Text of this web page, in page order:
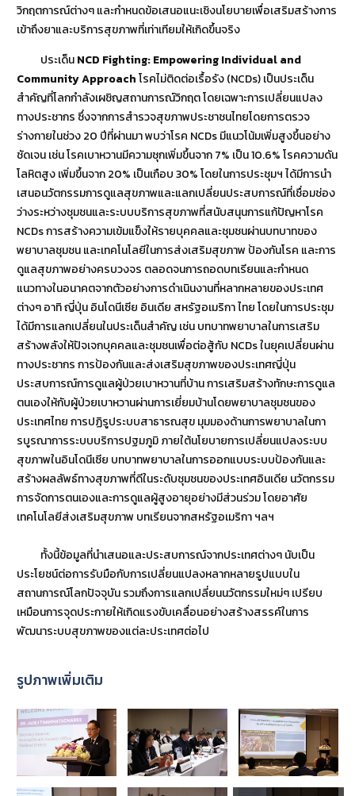
วิกฤตการณ์ต่างๆ และกำหนดข้อเสนอแนะเชิงนโยบายเพื่อเสริมสร้างการ
เข้าถึงยาและบริการสุขภาพที่เท่าเทียมให้เกิดขึ้นจริง
ประเด็นNCD Fighting: Empowering Individual and
Community Approachโรคไม่ติดต่อเรื้อรัง (NCDs) เป็นประเด็น
สำคัญที่โลกกำลังเผชิญสถานการณ์วิกฤต โดยเฉพาะการเปลี่ยนแปลง
ทางประชากร ซึ่งจากการสำรวจสุขภาพประชาชนไทยโดยการตรวจ
ร่างกายในช่วง 20 ปีที่ผ่านมา พบว่าโรค NCDs มีแนวโน้มเพิ่มสูงขึ้นอย่าง
ชัดเจน เช่น โรคเบาหวานมีความชุกเพิ่มขึ้นจาก 7% เป็น 10.6% โรคความดัน
โลหิตสูง เพิ่มขึ้นจาก 20% เป็นเกือบ 30% โดยในการประชุมฯ ได้มีการนำ
เสนอนวัตกรรมการดูแลสุขภาพและแลกเปลี่ยนประสบการณ์ที่เชื่อมช่อง
ว่างระหว่างชุมชนและระบบบริการสุขภาพที่สนับสนุนการแก้ปัญหาโรค
NCDs การสร้างความเข้มแข็งให้รายบุคคลและชุมชนผ่านบทบาทของ
พยาบาลชุมชน และเทคโนโลยีในการส่งเสริมสุขภาพ ป้องกันโรค และการ
ดูแลสุขภาพอย่างครบวงจร ตลอดจนการถอดบทเรียนและกำหนด
แนวทางในอนาคตจากตัวอย่างการดำเนินงานที่หลากหลายของประเทศ
ต่างๆ อาทิ ญี่ปุ่น อินโดนีเซีย อินเดีย สหรัฐอเมริกา ไทย โดยในการประชุม
ได้มีการแลกเปลี่ยนในประเด็นสำคัญ เช่น บทบาทพยาบาลในการเสริม
สร้างพลังให้ปัจเจกบุคคลและชุมชนเพื่อต่อสู้กับ NCDs ในยุคเปลี่ยนผ่าน
ทางประชากร การป้องกันและส่งเสริมสุขภาพของประเทศญี่ปุ่น
ประสบการณ์การดูแลผู้ป่วยเบาหวานที่บ้าน การเสริมสร้างทักษะการดูแล
ตนเองให้กับผู้ป่วยเบาหวานผ่านการเยี่ยมบ้านโดยพยาบาลชุมชนของ
ประเทศไทย การปฏิรูประบบสาธารณสุข มุมมองด้านการพยาบาลในกา
รบูรณาการระบบบริการปฐมภูมิ ภายใต้นโยบายการเปลี่ยนแปลงระบบ
สุขภาพในอินโดนีเซีย บทบาทพยาบาลในการออกแบบระบบป้องกันและ
สร้างผลลัพธ์ทางสุขภาพที่ดีในระดับชุมชนของประเทศอินเดีย นวัตกรรม
การจัดการตนเองและการดูแลผู้สูงอายุอย่างมีส่วนร่วม โดยอาศัย
เทคโนโลยีส่งเสริมสุขภาพ บทเรียนจากสหรัฐอเมริกา ฯลฯ
ทั้งนี้ข้อมูลที่นำเสนอและประสบการณ์จากประเทศต่างๆ นับเป็น
ประโยชน์ต่อการรับมือกับการเปลี่ยนแปลงหลากหลายรูปแบบใน
สถานการณ์โลกปัจจุบัน รวมถึงการแลกเปลี่ยนนวัตกรรมใหม่ๆ เปรียบ
เหมือนการจุดประกายให้เกิดแรงขับเคลื่อนอย่างสร้างสรรค์ในการ
พัฒนาระบบสุขภาพของแต่ละประเทศต่อไป
รูปภาพเพิ่มเติม